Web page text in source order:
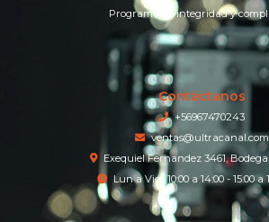
Programa de integridad y
Contáctanos
+56967470243
ventas@ultracanal.com
Exequiel Fernandez 3461, Bodega
Lun a Vier 10:00 a 14:00 - 15:00 a